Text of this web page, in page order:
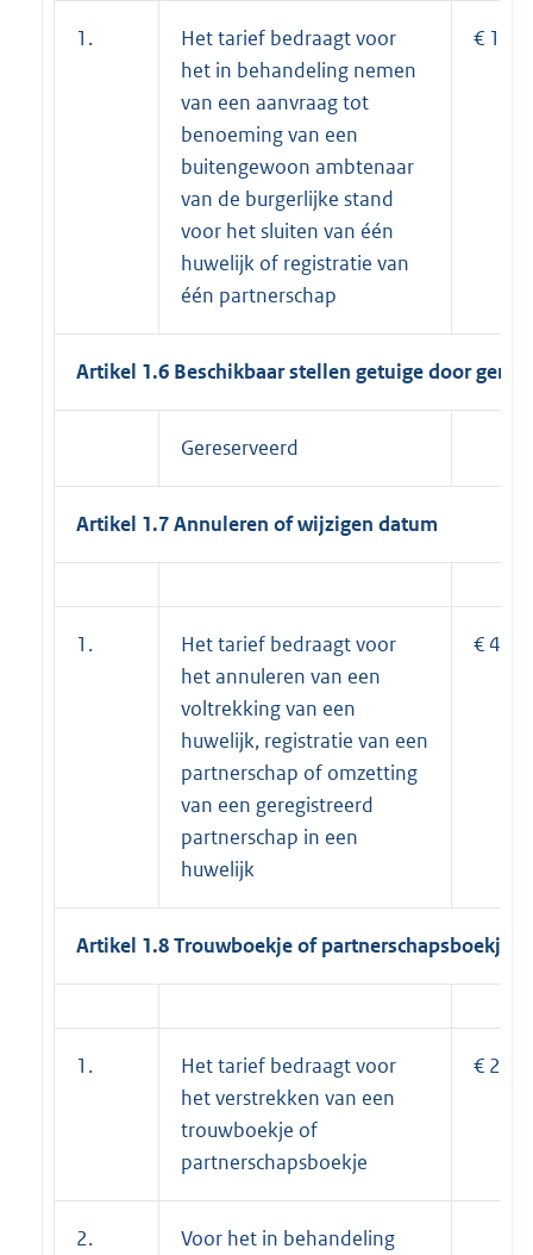
1.
Het tarief bedraagt voor
het in behandeling nemen
van een aanvraag tot
benoeming van een
buitengewoon ambtenaar
van de burgerlijke stand
voor het sluiten van één
huwelijk of registratie van
één partnerschap
€
Artikel 1.6 Beschikbaar stellen getuige door
Gereserveerd
Artikel 1.7 Annuleren of wijzigen datum
1.
Het tarief bedraagt voor
het annuleren van een
voltrekking van een
huwelijk, registratie van een
partnerschap of omzetting
van een geregistreerd
partnerschap in een
huwelijk
€
Artikel 1.8 Trouwboekje of partnerschapsboekje
1.
Het tarief bedraagt voor
het verstrekken van een
trouwboekje of
partnerschapsboekje
€
2.
Voor het in behandeling